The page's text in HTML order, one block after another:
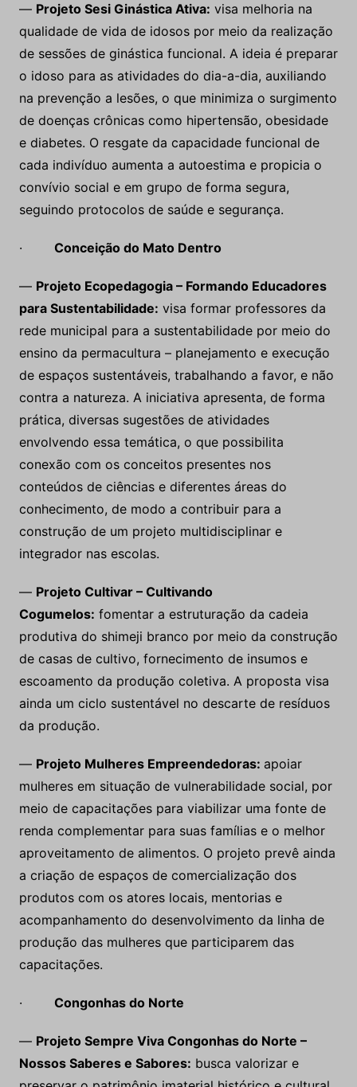
— Projeto Sesi Ginástica Ativa: visa melhoria na
qualidade de vida de idosos por meio da realização
de sessões de ginástica funcional. A ideia é preparar
o idoso para as atividades do dia-a-dia, auxiliando
na prevenção a lesões, o que minimiza o surgimento
de doenças crônicas como hipertensão, obesidade
e diabetes. O resgate da capacidade funcional de
cada indivíduo aumenta a autoestima e propicia o
convívio social e em grupo de forma segura,
seguindo protocolos de saúde e segurança.
· Conceição do Mato Dentro
— Projeto Ecopedagogia – Formando Educadores
para Sustentabilidade: visa formar professores da
rede municipal para a sustentabilidade por meio do
ensino da permacultura – planejamento e execução
de espaços sustentáveis, trabalhando a favor, e não
contra a natureza. A iniciativa apresenta, de forma
prática, diversas sugestões de atividades
envolvendo essa temática, o que possibilita
conexão com os conceitos presentes nos
conteúdos de ciências e diferentes áreas do
conhecimento, de modo a contribuir para a
construção de um projeto multidisciplinar e
integrador nas escolas.
— Projeto Cultivar – Cultivando
Cogumelos: fomentar a estruturação da cadeia
produtiva do shimeji branco por meio da construção
de casas de cultivo, fornecimento de insumos e
escoamento da produção coletiva. A proposta visa
ainda um ciclo sustentável no descarte de resíduos
da produção.
— Projeto Mulheres Empreendedoras: apoiar
mulheres em situação de vulnerabilidade social, por
meio de capacitações para viabilizar uma fonte de
renda complementar para suas famílias e o melhor
aproveitamento de alimentos. O projeto prevê ainda
a criação de espaços de comercialização dos
produtos com os atores locais, mentorias e
acompanhamento do desenvolvimento da linha de
produção das mulheres que participarem das
capacitações.
· Congonhas do Norte
— Projeto Sempre Viva Congonhas do Norte –
Nossos Saberes e Sabores: busca valorizar e